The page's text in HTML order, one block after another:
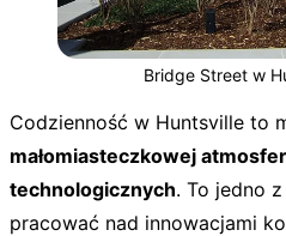
Bridge Street w
Codzienność w Huntsville to
małomiasteczkowej
technologicznych. To jedno
pracować nad innowacjami